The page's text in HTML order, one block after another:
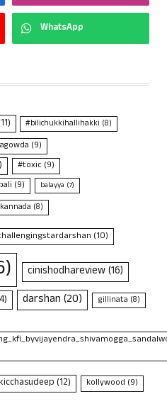
WhatsApp
#bilichukkihallihakki (8)
(9)
#toxic(9)
(9) balayya (7)
(8)
(10)
cinishodhareview(16)
darshan(20) gillinata (8)
(12) kollywood (9)